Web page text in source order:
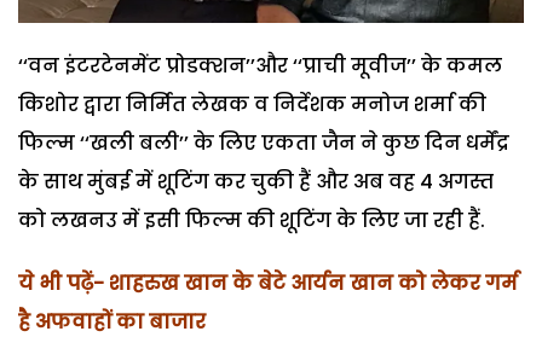
‘‘वन इंटरटेनमेंट प्रोडक्शन’’और ‘‘प्राची मूवीज’’ के कमल
किशोर द्वारा निर्मित लेखक व निर्देशक मनोज शर्मा की
फिल्म ‘‘खली बली’’ के लिए एकता जैन ने कुछ दिन धर्मेंद्र
के साथ मुंबई में शूटिंग कर चुकी हैं और अब वह 4 अगस्त
को लखनउ में इसी फिल्म की शूटिंग के लिए जा रही हैं.
ये भी पढ़ें- शाहरुख खान के बेटे आर्यन खान को लेकर गर्म
है अफवाहों का बाजार